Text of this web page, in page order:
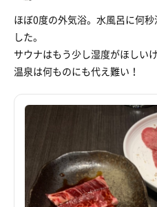
ほぼ0度の外気浴。水風呂に何
した。
サウナはもう少し湿度がほしい
温泉は何ものにも代え難い！